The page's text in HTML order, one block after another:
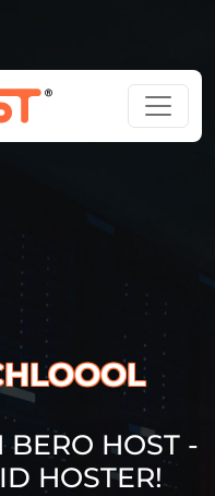
BERO HOST -
HOSTER!